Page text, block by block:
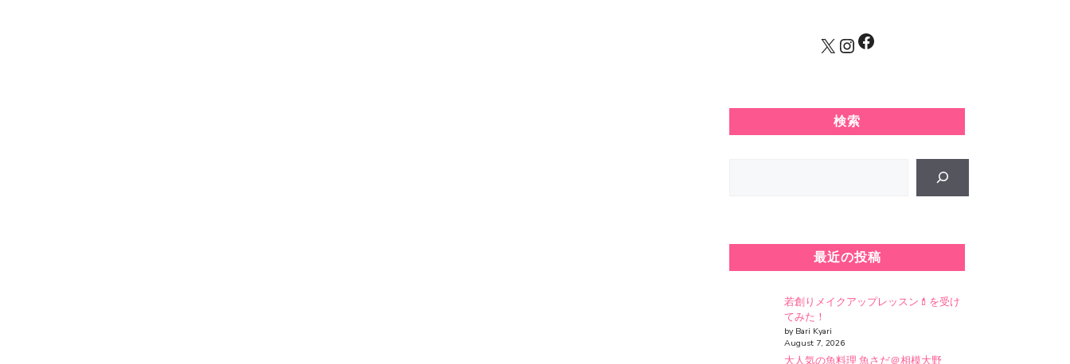
X Instagram
Facebook
検索
最近の投稿
若創りメイクアップレッスン💄を受け
てみた！
by Bari Kyari
August 7, 2026
大人気の魚料理 魚さだ＠相模大野